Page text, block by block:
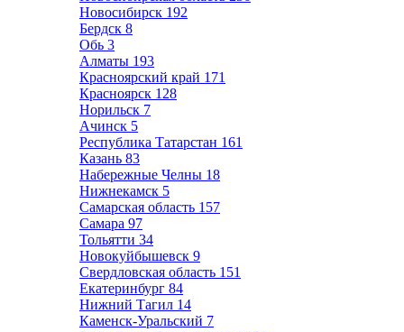
Новосибирск 192
Бердск 8
Обь 3
Алматы 193
Красноярский край 171
Красноярск 128
Норильск 7
Ачинск 5
Республика Татарстан 161
Казань 83
Набережные Челны 18
Нижнекамск 5
Самарская область 157
Самара 97
Тольятти 34
Новокуйбышевск 9
Свердловская область 151
Екатеринбург 84
Нижний Тагил 14
Каменск-Уральский 7